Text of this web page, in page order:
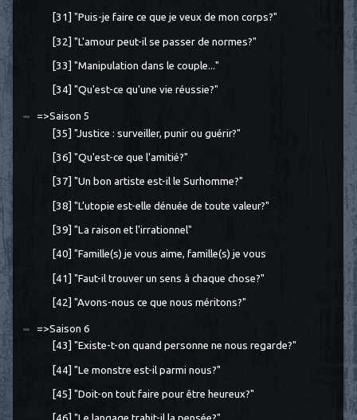
[31] "Puis-je faire ce que je veux de mon corps?"
[32] "L'amour peut-il se passer de normes?"
[33] "Manipulation dans le couple..."
[34] "Qu'est-ce qu'une vie réussie?"
=>Saison 5
[35] "Justice : surveiller, punir ou guérir?"
[36] "Qu'est-ce que l'amitié?"
[37] "Un bon artiste est-il le Surhomme?"
[38] "L’utopie est-elle dénuée de toute valeur?"
[39] "La raison et l'irrationnel"
[40] "Famille(s) je vous aime, famille(s) je vous
[41] "Faut-il trouver un sens à chaque chose?"
[42] "Avons-nous ce que nous méritons?"
=>Saison 6
[43] "Existe-t-on quand personne ne nous regarde?"
[44] "Le monstre est-il parmi nous?"
[45] "Doit-on tout faire pour être heureux?"